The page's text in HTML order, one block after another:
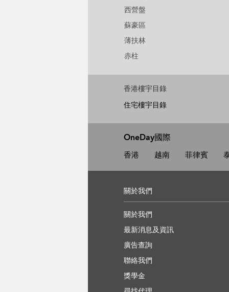
西營盤
蘇豪區
薄扶林
赤柱
香港樓宇目錄
住宅樓宇目錄
OneDay國際
香港 越南 菲律賓
關於我們
關於我們
最新消息及資訊
廣告查詢
聯絡我們
獎學金